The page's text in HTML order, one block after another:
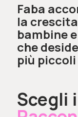
Faba
la
bambine
che
più
Scegli